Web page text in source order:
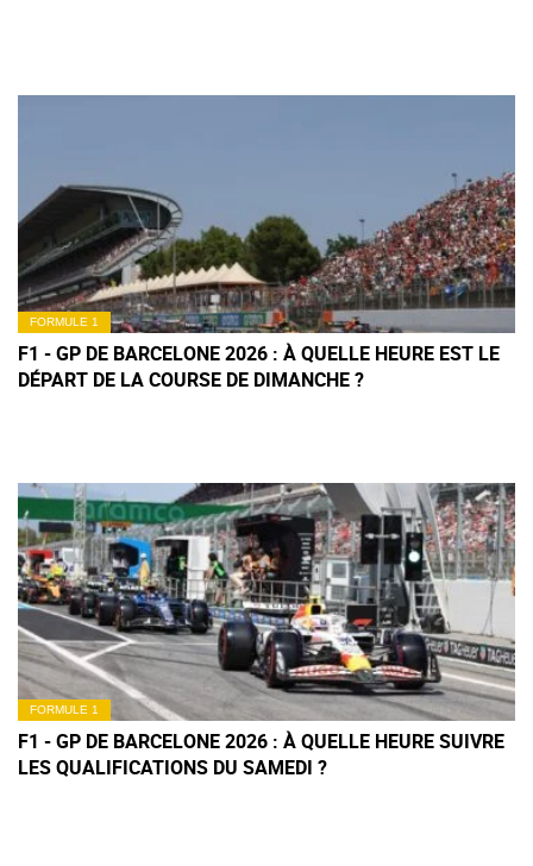
FORMULE 1
F1 - GP DE BARCELONE 2026 : À QUELLE HEURE EST LE
DÉPART DE LA COURSE DE DIMANCHE ?
FORMULE 1
F1 - GP DE BARCELONE 2026 : À QUELLE HEURE SUIVRE
LES QUALIFICATIONS DU SAMEDI ?